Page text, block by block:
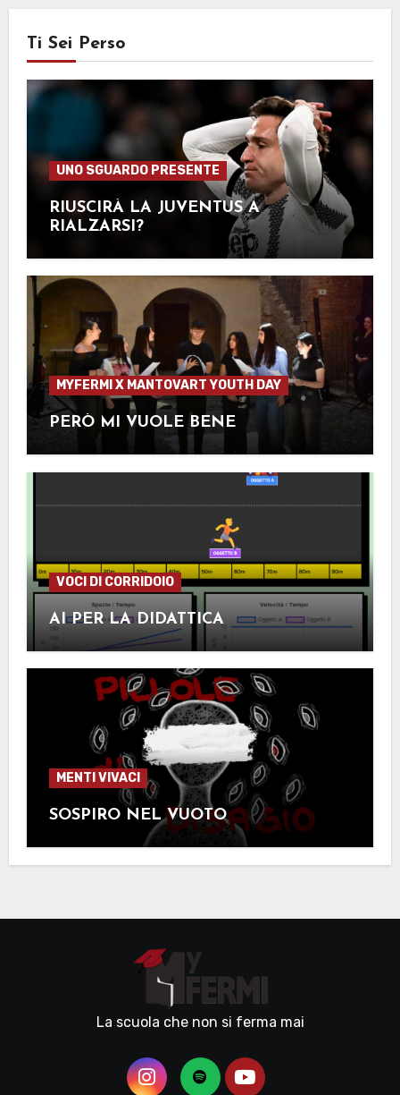
Ti Sei Perso
UNO SGUARDO PRESENTE
RIUSCIRÀ LA JUVENTUS A
RIALZARSI?
MYFERMI X MANTOVART YOUTH DAY
PERÒ MI VUOLE BENE
VOCI DI CORRIDOIO
AI PER LA DIDATTICA
MENTI VIVACI
SOSPIRO NEL VUOTO
La scuola che non si ferma mai